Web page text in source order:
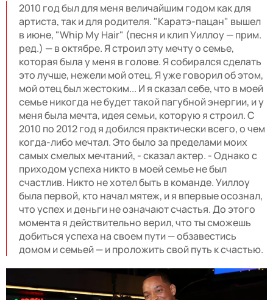
2010 год был для меня величайшим годом как для
артиста, так и для родителя. "Каратэ-пацан" вышел
в июне, "Whip My Hair" (песня и клип Уиллоу — прим.
ред.) — в октябре. Я строил эту мечту о семье,
которая была у меня в голове. Я собирался сделать
это лучше, нежели мой отец. Я уже говорил об этом,
мой отец был жестоким... И я сказал себе, что в моей
семье никогда не будет такой пагубной энергии, и у
меня была мечта, идея семьи, которую я строил. С
2010 по 2012 год я добился практически всего, о чем
когда-либо мечтал. Это было за пределами моих
самых смелых мечтаний, - сказал актер. - Однако с
приходом успеха никто в моей семье не был
счастлив. Никто не хотел быть в команде. Уиллоу
была первой, кто начал мятеж, и я впервые осознал,
что успех и деньги не означают счастья. До этого
момента я действительно верил, что ты сможешь
добиться успеха на своем пути — обзавестись
домом и семьей — и проложить свой путь к счастью.